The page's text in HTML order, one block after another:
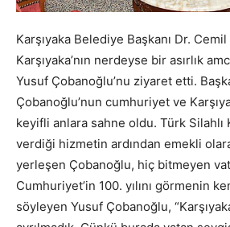
Karşıyaka Belediye Başkanı Dr. Cemil
Karşıyaka’nın nerdeyse bir asırlık
Yusuf Çobanoğlu’nu ziyaret etti.
Çobanoğlu’nun cumhuriyet ve
keyifli anlara sahne oldu. Türk Silahlı
verdiği hizmetin ardından emekli
yerleşen Çobanoğlu, hiç bitmeyen
Cumhuriyet’in 100. yılını görmenin
söyleyen Yusuf Çobanoğlu,